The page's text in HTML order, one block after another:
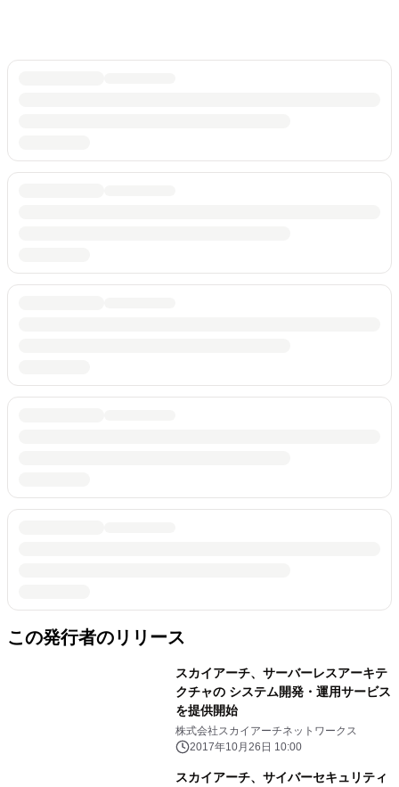
この発行者のリリース
スカイアーチ、サーバーレスアーキテ
クチャの システム開発・運用サービス
を提供開始
株式会社スカイアーチネットワークス
2017年10月26日 10:00
スカイアーチ、サイバーセキュリティ